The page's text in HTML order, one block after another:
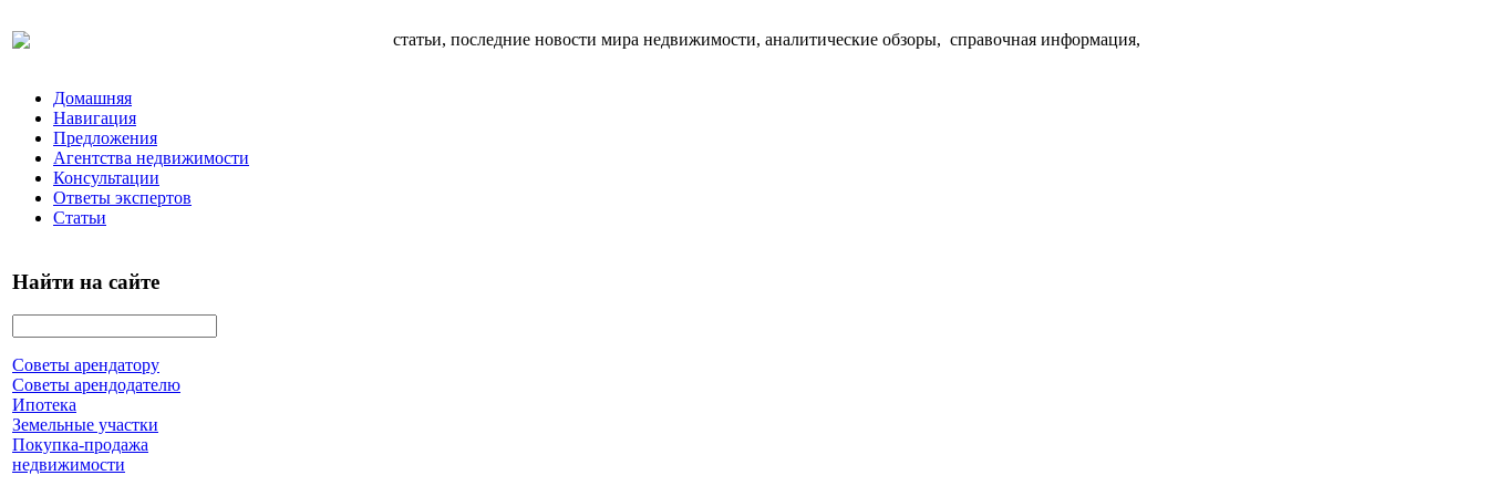
статьи, последние новости мира недвижимости, аналитические обзоры, справочная информация,
Домашняя
Навигация
Предложения
Агентства недвижимости
Консультации
Ответы экспертов
Статьи
Найти на сайте
Советы арендатору
Советы арендодателю
Ипотека
Земельные участки
Покупка-продажа
недвижимости